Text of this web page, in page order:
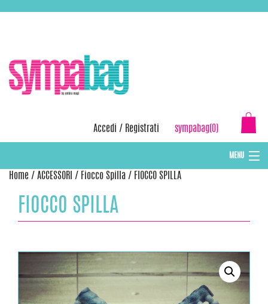
Accedi / Registrati sympabag(0)
MENU
CAPPELLI INVERNALI DONNA
CAPPELLI INVERNALI BAMBINI
BORSE MARE E POCHETTES
Home / ACCESSORI / Fiocco Spilla / FIOCCO SPILLA
FIOCCO SPILLA